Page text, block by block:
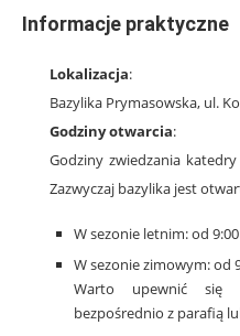
Informacje praktyczne
Lokalizacja:
Bazylika Prymasowska, ul.
Godziny otwarcia:
Godziny zwiedzania
Zazwyczaj bazylika jest
W sezonie letnim: od
W sezonie zimowym: od
Warto upewnić się
bezpośrednio z parafią